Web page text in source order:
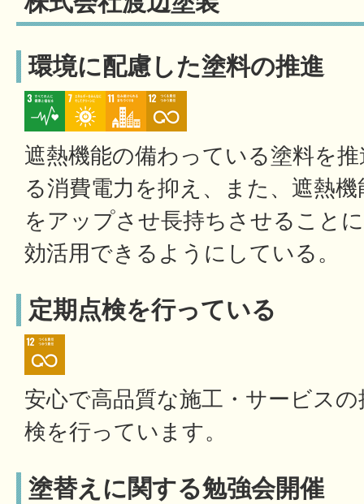
環境に配慮した塗料の推進
遮熱機能の備わっている塗料を
る消費電力を抑え、また、遮熱
をアップさせ長持ちさせること
効活用できるようにしている。
定期点検を行っている
安心で高品質な施工・サービス
検を行っています。
塗替えに関する勉強会開催